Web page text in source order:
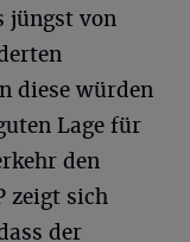
jüngst von
diese würden
Lage für
den
zeigt sich
der